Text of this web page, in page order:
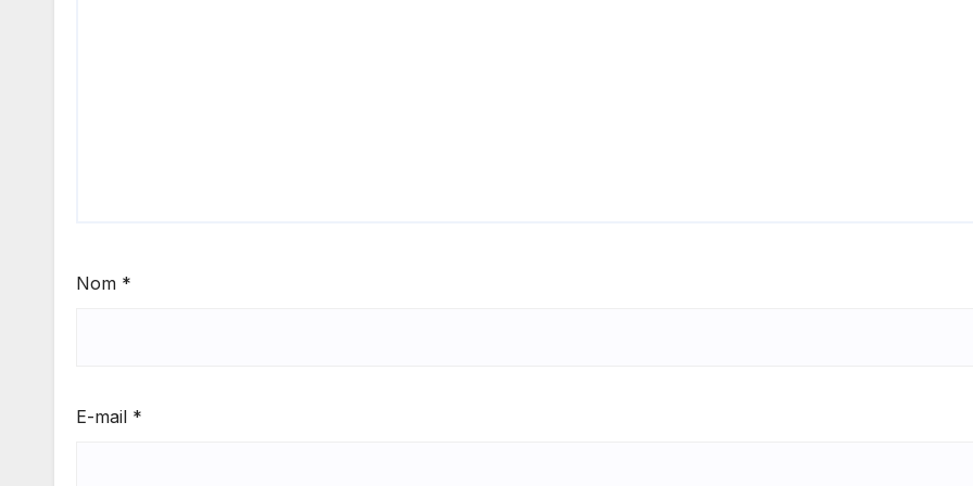
Nom *
E-mail *